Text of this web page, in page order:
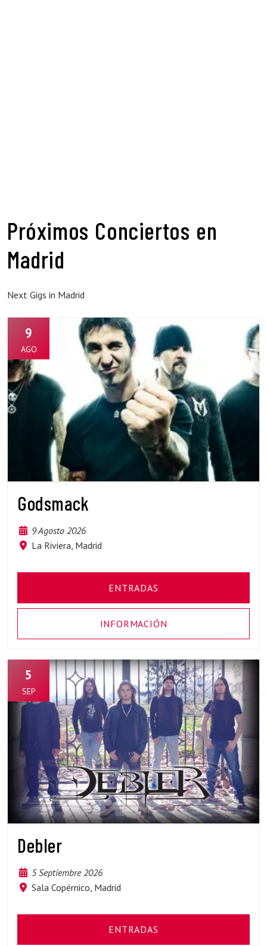
Próximos Conciertos en
Madrid
Next Gigs in Madrid
9
AGO
Godsmack
9 Agosto 2026
La Riviera, Madrid
ENTRADAS
INFORMACIÓN
5
SEP
Debler
5 Septiembre 2026
Sala Copérnico, Madrid
ENTRADAS